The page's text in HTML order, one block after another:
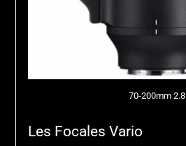
70-200mm 2.8
Les Focales Vario